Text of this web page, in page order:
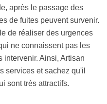
après le passage des
de fuites peuvent survenir.
de réaliser des urgences
ne connaissent pas les
intervenir. Ainsi, Artisan
services et sachez qu'il
sont très attractifs.